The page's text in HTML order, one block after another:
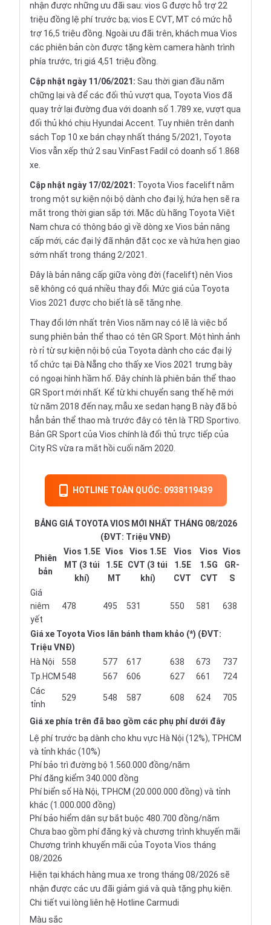
nhận được những ưu đãi sau: vios G được hỗ trợ 22
triệu đồng lệ phí trước bạ; vios E CVT, MT có mức hỗ
trợ 16,5 triệu đồng. Ngoài ưu đãi trên, khách mua Vios
các phiên bản còn được tặng kèm camera hành trình
phía trước, trị giá 4,51 triệu đồng.
Cập nhật ngày 11/06/2021: Sau thời gian đầu năm
chững lại và để các đối thủ vượt qua, Toyota Vios đã
quay trở lại đường đua với doanh số 1.789 xe, vượt qua
đối thủ khó chịu Hyundai Accent. Tuy nhiên trên danh
sách Top 10 xe bán chạy nhất tháng 5/2021, Toyota
Vios vẫn xếp thứ 2 sau VinFast Fadil có doanh số 1.868
xe.
Cập nhật ngày 17/02/2021: Toyota Vios facelift nằm
trong một sự kiện nội bộ dành cho đại lý, hứa hẹn sẽ ra
mắt trong thời gian sắp tới. Mặc dù hãng Toyota Việt
Nam chưa có thông báo gì về dòng xe Vios bản nâng
cấp mới, các đại lý đã nhận đặt cọc xe và hứa hẹn giao
sớm nhất trong tháng 2/2021.
Đây là bản nâng cấp giữa vòng đời (facelift) nên Vios
sẽ không có quá nhiều thay đổi. Mức giá của Toyota
Vios 2021 được cho biết là sẽ tăng nhẹ.
Thay đổi lớn nhất trên Vios năm nay có lẽ là việc bổ
sung phiên bản thể thao có tên GR Sport. Một hình ảnh
rò rỉ từ sự kiện nội bộ của Toyota dành cho các đại lý
tổ chức tại Đà Nẵng cho thấy xe Vios 2021 trưng bày
có ngoại hình hầm hố. Đây chính là phiên bản thể thao
GR Sport mới nhất. Kể từ khi chuyển sang thế hệ mới
từ năm 2018 đến nay, mẫu xe sedan hạng B này đã bỏ
hẳn bản thể thao mà trước đây có tên là TRD Sportivo.
Bản GR Sport của Vios chính là đối thủ trực tiếp của
City RS vừa ra mắt hồi cuối năm 2020.
HOTLINE TOÀN QUỐC: 0938119439
BẢNG GIÁ TOYOTA VIOS MỚI NHẤT THÁNG 08/2026
(ĐVT: Triệu VNĐ)
Phiên
bản
Vios 1.5E
MT (3 túi
khí)
Vios
1.5E
MT
Vios 1.5E
CVT (3 túi
khí)
Vios
1.5E
CVT
Vios
1.5G
CVT
Vios
GR-
S
Giá
niêm
yết
478 495 531 550 581 638
Giá xe Toyota Vios lăn bánh tham khảo (*) (ĐVT:
Triệu VNĐ)
Hà Nội
558 577 617 638 673
737
Tp.HCM 548 567 606 627 661
724
Các
tỉnh
529 548 587 608 624 705
Giá xe phía trên đã bao gồm các phụ phí dưới đây
Lệ phí trước bạ dành cho khu vực Hà Nội (12%), TPHCM
và tỉnh khác (10%)
Phí bảo trì đường bộ 1.560.000 đồng/năm
Phí đăng kiểm 340.000 đồng
Phí biển số Hà Nội, TPHCM (20.000.000 đồng) và tỉnh
khác (1.000.000 đồng)
Phí bảo hiểm dân sự bắt buộc 480.700 đồng/năm
Chưa bao gồm phí đăng ký và chương trình khuyến mãi
Chương trình khuyến mãi của Toyota Vios tháng
08/2026
Hiện tại khách hàng mua xe trong tháng 08/2026 sẽ
nhận được các ưu đãi giảm giá và quà tặng phụ kiện.
Chi tiết vui lòng liên hệ Hotline Carmudi
Màu sắc